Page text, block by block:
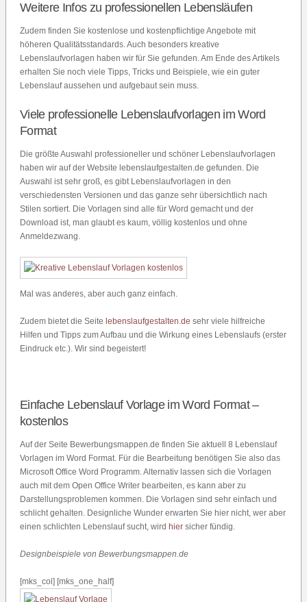
Weitere Infos zu professionellen Lebensläufen
Zudem finden Sie kostenlose und kostenpflichtige Angebote mit
höheren Qualitätsstandards. Auch besonders kreative
Lebenslaufvorlagen haben wir für Sie gefunden. Am Ende des Artikels
erhalten Sie noch viele Tipps, Tricks und Beispiele, wie ein guter
Lebenslauf aussehen und aufgebaut sein muss.
Viele professionelle Lebenslaufvorlagen im Word
Format
Die größte Auswahl professioneller und schöner Lebenslaufvorlagen
haben wir auf der Website lebenslaufgestalten.de gefunden. Die
Auswahl ist sehr groß, es gibt Lebenslaufvorlagen in den
verschiedensten Versionen und das ganze sehr übersichtlich nach
Stilen sortiert. Die Vorlagen sind alle für Word gemacht und der
Download ist, man glaubt es kaum, völlig kostenlos und ohne
Anmeldezwang.
Mal was anderes, aber auch ganz einfach.
Zudem bietet die Seite lebenslaufgestalten.de sehr viele hilfreiche
Hilfen und Tipps zum Aufbau und die Wirkung eines Lebenslaufs (erster
Eindruck etc.). Wir sind begeistert!
Einfache Lebenslauf Vorlage im Word Format –
kostenlos
Auf der Seite Bewerbungsmappen.de finden Sie aktuell 8 Lebenslauf
Vorlagen im Word Format. Für die Bearbeitung benötigen Sie also das
Microsoft Office Word Programm. Alternativ lassen sich die Vorlagen
auch mit dem Open Office Writer bearbeiten, es kann aber zu
Darstellungsproblemen kommen. Die Vorlagen sind sehr einfach und
schlicht gehalten. Designliche Wunder erwarten Sie hier nicht, wer aber
einen schlichten Lebenslauf sucht, wird hier sicher fündig.
Designbeispiele von Bewerbungsmappen.de
[mks_col] [mks_one_half]